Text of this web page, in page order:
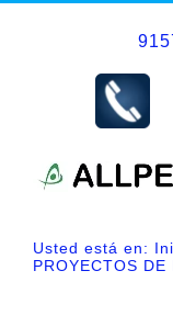
Usted está en:
PROYECTOS